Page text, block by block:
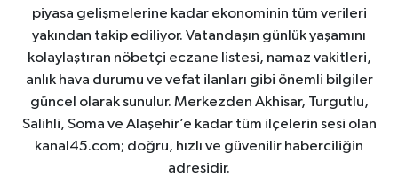
piyasa gelişmelerine kadar ekonominin tüm verileri
yakından takip ediliyor. Vatandaşın günlük yaşamını
kolaylaştıran nöbetçi eczane listesi, namaz vakitleri,
anlık hava durumu ve vefat ilanları gibi önemli bilgiler
güncel olarak sunulur. Merkezden Akhisar, Turgutlu,
Salihli, Soma ve Alaşehir’e kadar tüm ilçelerin sesi olan
kanal45.com; doğru, hızlı ve güvenilir haberciliğin
adresidir.